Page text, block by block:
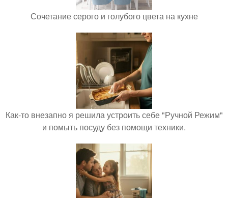
Сочетание серого и голубого цвета на кухне
Как-то внезапно я решила устроить себе "Ручной Режим"
и помыть посуду без помощи техники.